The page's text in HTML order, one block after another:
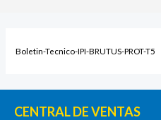
Boletin-Tecnico-IPI-BRUTUS-PROT-T5
CENTRAL DE VENTAS